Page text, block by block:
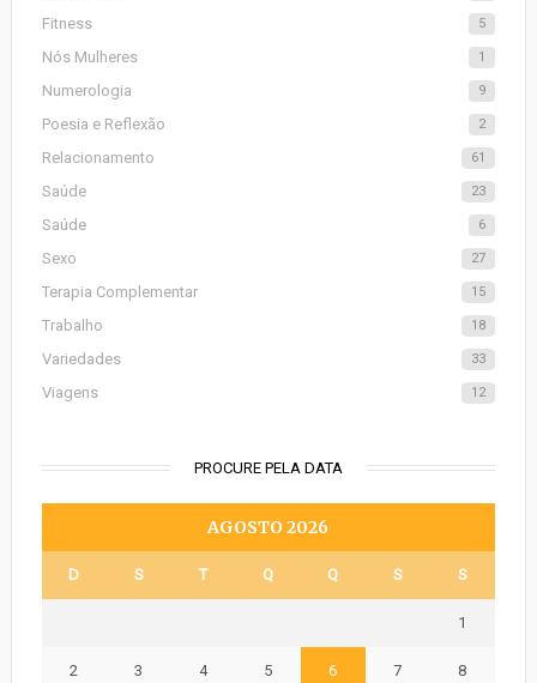
Fitness 5
Nós Mulheres 1
Numerologia 9
Poesia e Reflexão 2
Relacionamento 61
Saúde 23
Saúde 6
Sexo 27
Terapia Complementar 15
Trabalho 18
Variedades 33
Viagens 12
PROCURE PELA DATA
AGOSTO 2026
D S T Q Q S S
1
2 3 4 5 6 7 8